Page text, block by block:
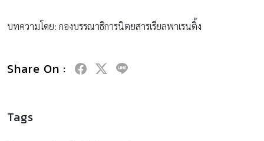
บทความโดย: กองบรรณาธิการนิตยสารเรียลพาเรนติ้ง
Share On :
Tags